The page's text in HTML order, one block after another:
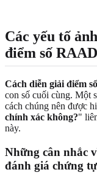
Các yếu tố
điểm số
Cách diễn giải điểm
con số cuối cùng. Một
cách chúng nên được
chính xác không?"
này.
Những cân nhắc
đánh giá chứng